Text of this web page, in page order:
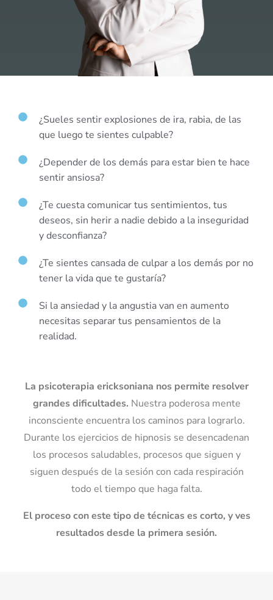
¿Sueles sentir explosiones de ira, rabia, de las
que luego te sientes culpable?
¿Depender de los demás para estar bien te hace
sentir ansiosa?
¿Te cuesta comunicar tus sentimientos, tus
deseos, sin herir a nadie debido a la inseguridad
y desconfianza?
¿Te sientes cansada de culpar a los demás por no
tener la vida que te gustaría?
Si la ansiedad y la angustia van en aumento
necesitas separar tus pensamientos de la
realidad.
La psicoterapia ericksoniana nos permite resolver
grandes dificultades. Nuestra poderosa mente
inconsciente encuentra los caminos para lograrlo.
Durante los ejercicios de hipnosis se desencadenan
los procesos saludables, procesos que siguen y
siguen después de la sesión con cada respiración
todo el tiempo que haga falta.
El proceso con este tipo de técnicas es corto, y ves
resultados desde la primera sesión.